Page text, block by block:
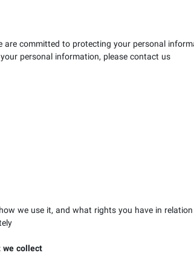
are committed to protecting your personal
personal information, please contact us
we use it, and what rights you have in
collect.